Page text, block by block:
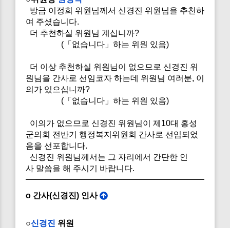
방금 이정희 위원님께서 신경진 위원님을 추천하
여 주셨습니다.
더 추천하실 위원님 계십니까?
(「없습니다」하는 위원 있음)
더 이상 추천하실 위원님이 없으므로 신경진 위
원님을 간사로 선임코자 하는데 위원님 여러분, 이
의가 있으십니까?
(「없습니다」하는 위원 있음)
이의가 없으므로 신경진 위원님이 제10대 홍성
군의회 전반기 행정복지위원회 간사로 선임되었
음을 선포합니다.
신경진 위원님께서는 그 자리에서 간단한 인
사 말씀을 해 주시기 바랍니다.
o 간사(신경진) 인사
○신경진 위원